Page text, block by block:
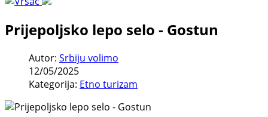
Prijepoljsko lepo selo - Gostun
Autor: Srbiju volimo
12/05/2025
Kategorija: Etno turizam